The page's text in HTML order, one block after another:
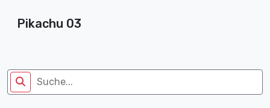
Pikachu 03